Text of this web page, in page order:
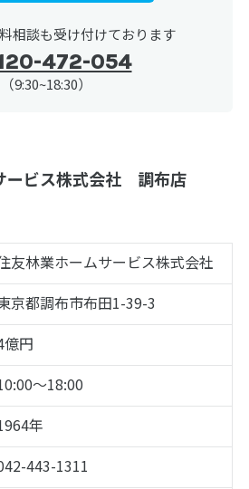
相談も受け付けております
472-054
（9:30~18:30）
ービス株式会社 調布店
友林業ホームサービス株式会社
京都調布市布田1-39-3
億円
～18:00
年
443-1311